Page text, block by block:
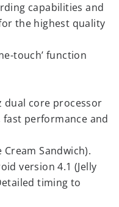
capabilities and
the highest quality
touch’ function
dual core processor
performance and
Sandwich).
version 4.1 (Jelly
timing to